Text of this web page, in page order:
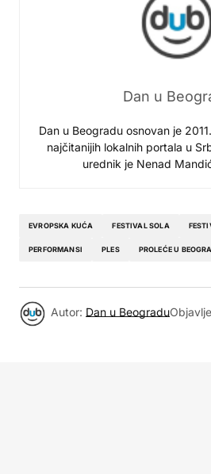
Dan u
Dan u Beogradu osnovan je
najčitanijih lokalnih portala u
urednik je Nenad
EVROPSKA KUĆA FESTIVAL SOLA
PERFORMANSI PLES PROLEĆE U
Autor: Dan u Beogradu